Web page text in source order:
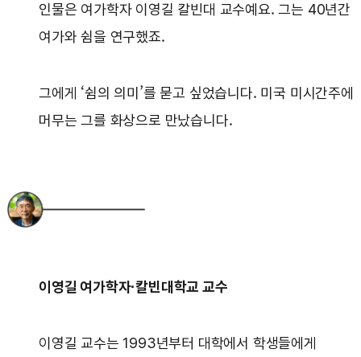
인물은 여가학자 이영길 칼빈대 교수예요. 그는 40년간
여가와 쉼을 연구했죠.
그에게 ‘쉼의 의미’를 묻고 싶었습니다. 미국 미시간주에
머무는 그를 화상으로 만났습니다.
이영길 여가학자·칼빈대학교 교수
이영길 교수는 1993년부터 대학에서 학생들에게